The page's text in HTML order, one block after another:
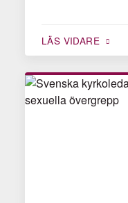
LÄS VIDARE